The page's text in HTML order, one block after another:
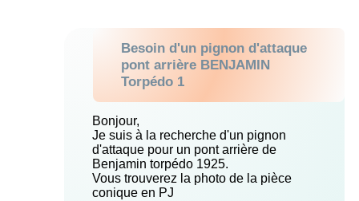
Besoin d'un pignon d'attaque
pont arrière BENJAMIN
Torpédo 1
Bonjour,
Je suis à la recherche d'un pignon
d'attaque pour un pont arrière de
Benjamin torpédo 1925.
Vous trouverez la photo de la pièce
conique en PJ